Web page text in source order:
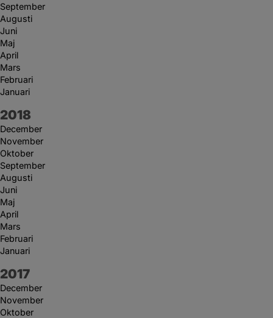
September
Augusti
Juni
Maj
April
Mars
Februari
Januari
År:
2018
December
November
Oktober
September
Augusti
Juni
Maj
April
Mars
Februari
Januari
År:
2017
December
November
Oktober